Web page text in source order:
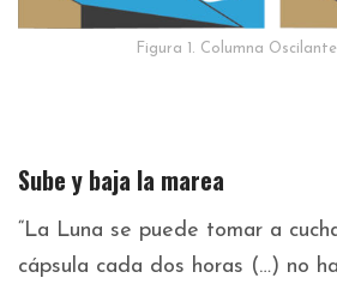
Figura 1. Columna
Sube y baja la marea
“La Luna se puede tomar a
cápsula cada dos horas (…) no